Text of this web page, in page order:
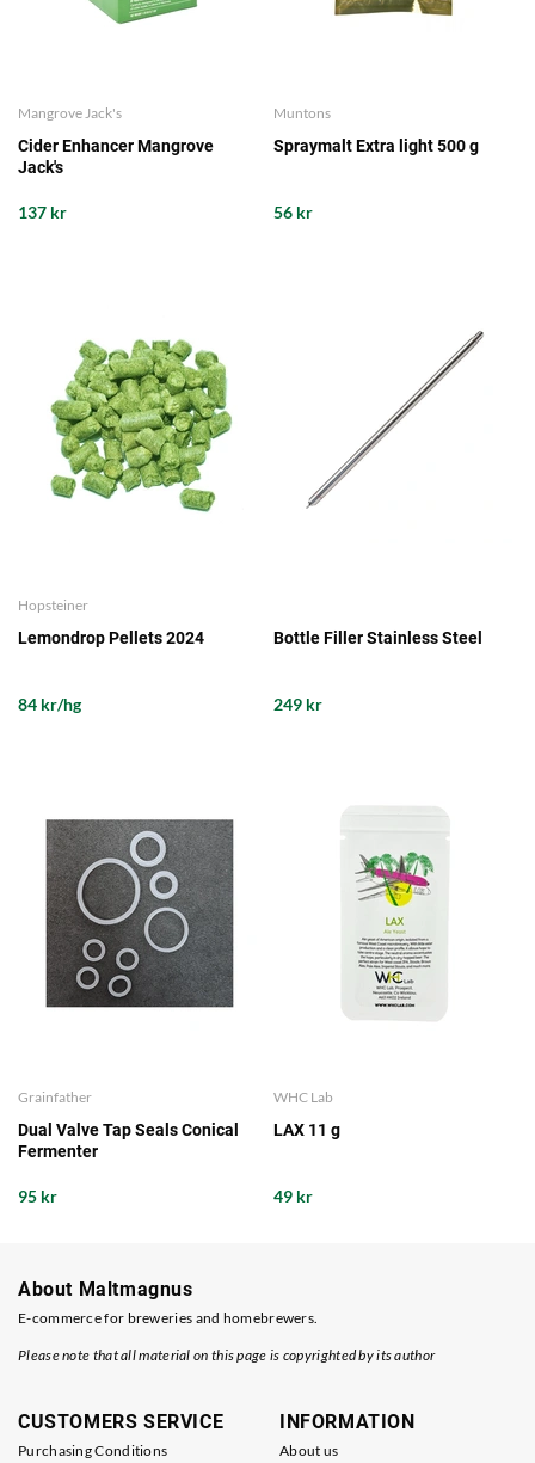
Mangrove Jack's
Cider Enhancer Mangrove
Jack's
137 kr
Muntons
Spraymalt Extra light 500 g
56 kr
Hopsteiner
Lemondrop Pellets 2024
84 kr/hg
Bottle Filler Stainless Steel
249 kr
Grainfather
Dual Valve Tap Seals Conical
Fermenter
95 kr
WHC Lab
LAX 11 g
49 kr
About Maltmagnus
E-commerce for breweries and homebrewers.
Please note that all material on this page is copyrighted by its author
CUSTOMERS SERVICE
Purchasing Conditions
INFORMATION
About us